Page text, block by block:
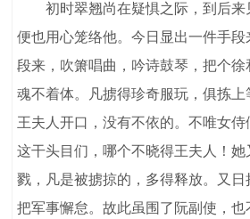
初时翠翘尚在疑惧之际，到后来
便也用心笼络他。今日显出一件手
段来，吹箫唱曲，吟诗鼓琴，把个徐
魂不着体。凡掳得珍奇服玩，俱拣
王夫人开口，没有不依的。不唯女
这干头目们，哪个不晓得王夫人！
戮，凡是被掳掠的，多得释放。又
把军事懈怠。故此虽围了阮副使，